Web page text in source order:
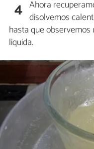
4 Ahora
disolvemos
hasta que
liquida.